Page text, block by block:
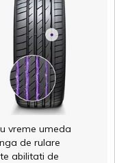
vreme umeda
de rulare
abilitati de